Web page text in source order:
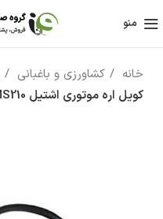
منو
خانه کشاورزی و باغبانی
کویل اره موتوری اشتیل STIHL MS210